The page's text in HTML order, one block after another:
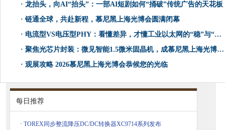
· 龙抬头，向AI“抬头”：一部AI短剧如何“捅破”传统广告的天花板
· 链通全球，共赴新程，慕尼黑上海光博会圆满闭幕
· 电流型VS电压型PHY：看懂差异，才懂工业以太网的“稳”与“省”，揭秘方芯FCP114X电流型PHY芯片优势
· 聚焦光芯片封装：微见智能1.5微米固晶机，成慕尼黑上海光博会焦点
· 观展攻略 2026慕尼黑上海光博会恭候您的光临
每日推荐
· TOREX同步整流降压DC/DC转换器XC9714系列发布